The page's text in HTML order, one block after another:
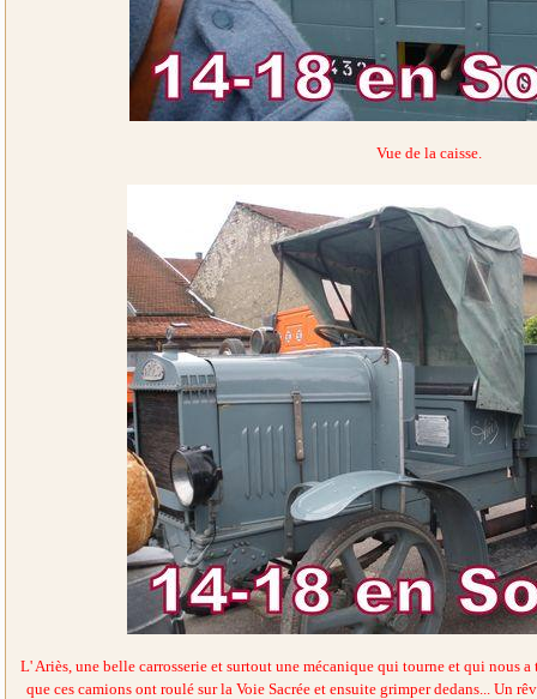
Vue de la caisse.
L' Ariès, une belle carrosserie et surtout une mécanique qui tourne et qui nous
que ces camions ont roulé sur la Voie Sacrée et ensuite grimper dedans... Un